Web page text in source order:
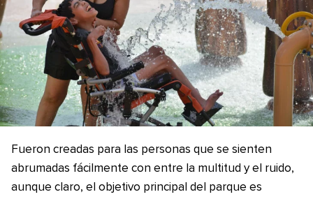
Fueron creadas para las personas que se sienten
abrumadas fácilmente con entre la multitud y el ruido,
aunque claro, el objetivo principal del parque es